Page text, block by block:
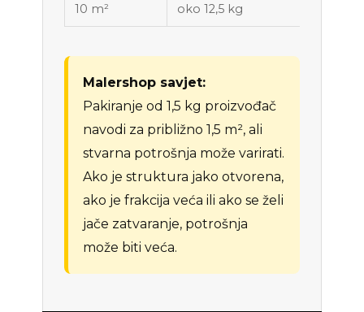
10 m² oko 12,5 kg
Malershop savjet:
Pakiranje od 1,5 kg proizvođač
navodi za približno 1,5 m², ali
stvarna potrošnja može varirati.
Ako je struktura jako otvorena,
ako je frakcija veća ili ako se želi
jače zatvaranje, potrošnja
može biti veća.